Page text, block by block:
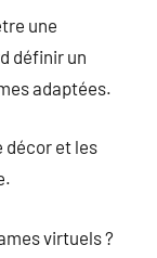
une
définir un
adaptées.
décor et les
virtuels ?